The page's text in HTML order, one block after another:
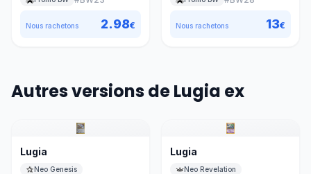
Nous rachetons 2.98€ Nous rachetons 13€
Autres versions de Lugia ex
Lugia
Neo Genesis
Lugia
Neo Revelation